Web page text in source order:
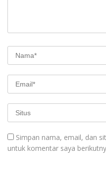
Simpan nama, email, dan
untuk komentar saya